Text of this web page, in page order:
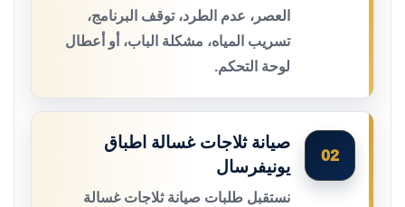
العصر، عدم الطرد، توقف البرنامج،
تسريب المياه، مشكلة الباب، أو أعطال
لوحة التحكم.
02
صيانة ثلاجات غسالة اطباق
يونيفرسال
نستقبل طلبات صيانة ثلاجات غسالة